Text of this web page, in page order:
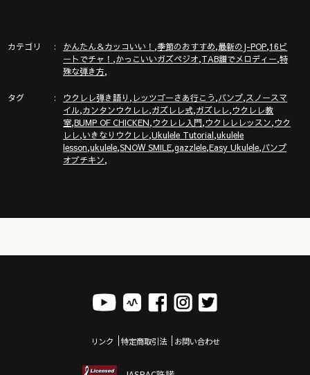
カテゴリ かんたん＆カッコいい！ ,季節のおすすめ,最新のJ-POP,16ビ
ートでチャ！ ,かっこいいガズペジオ,TAB譜でメロディー,特
殊な弾き方,
タグ ウクレレ弾き語り , レッツゴーさあ行こう,バンプ,スノースマ
イル,カンタンウクレレ,ガズレレ式,ガズレレ,ウクレレ教
室,BUMP OF CHICKEN,ウクレレ入門,ウクレレレッスン,ウク
レレ,いきなりウクレレ,Ukulele Tutorial,ukulele
lesson,ukulele,SNOW SMILE,gazzlele,Easy Ukulele,バンプ
オブチキン,
リンク 特定商取引法 お問い合わせ